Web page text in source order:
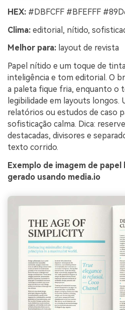
HEX: #DBFCFF #BFEFFF
Clima: editorial, nítido,
Melhor para: layout de revista
Papel nítido e um toque de
inteligência e tom editorial. O
a paleta fique fria, enquanto o
legibilidade em layouts longos.
relatórios ou estudos de caso
sofisticação calma. Dica:
destacadas, divisores e
texto corrido.
Exemplo de imagem de
gerado usando media.io